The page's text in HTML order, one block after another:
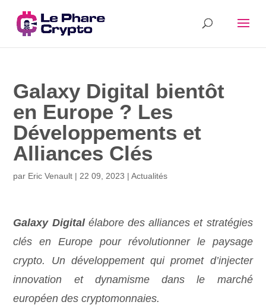
Galaxy Digital bientôt
en Europe ? Les
Développements et
Alliances Clés
par Eric Venault | 22 09, 2023 |Actualités
Galaxy Digitalélabore des alliances et stratégies
clés en Europe pour révolutionner le paysage
crypto. Un développement qui promet d’injecter
innovation et dynamisme dans le marché
européen des cryptomonnaies.